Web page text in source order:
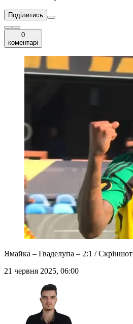
Поділитись
0
коментарі
Ямайка – Гваделупа – 2:1 / Скріншот
21 червня 2025, 06:00